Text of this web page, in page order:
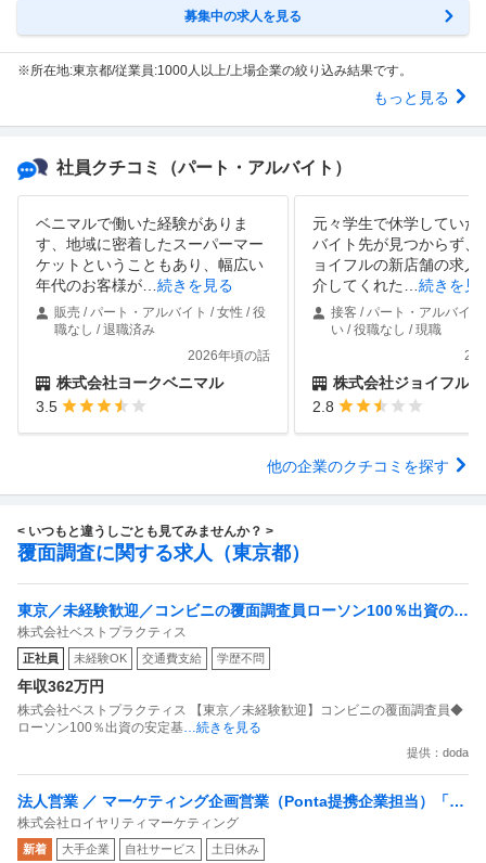
募集中の求人を見る
※所在地:東京都/従業員:1000人以上/上場企業の絞り込み結果です。
もっと見る
社員クチコミ （パート・アルバイト）
ベニマルで働いた経験がありま
す、地域に密着したスーパーマー
ケットということもあり、幅広い
年代のお客様が
続きを見る
販売 / パート・アルバイト / 女性 / 役
職なし / 退職済み
2026年頃の話
株式会社ヨークベニマル
3.5
元々学生で休学していた
バイト先が見つからず、
ョイフルの新店舗の求人
介してくれた
続きを見
接客 / パート・アルバイ
い / 役職なし / 現職
株式会社ジョイフル
2.8
他の企業のクチコミを探す
< いつもと違うしごとも見てみませんか？ >
覆面調査に関する求人（東京都）
東京／未経験歓迎／コンビニの覆面調査員ローソン100％出資の安
定基盤／月５日在宅／残業月10時間
株式会社ベストプラクティス
正社員 未経験OK 交通費支給 学歴不問
年収362万円
株式会社ベストプラクティス 【東京／未経験歓迎】コンビニの覆面調査員◆
ローソン100％出資の安定基 …続きを見る
提供：doda
法人営業 ／ マーケティング企画営業（Ponta提携企業担当）「国
内最大級の共通ポイントサービスを展開／無駄のない消費社会を
目指すデータマーケティングカンパニー」
株式会社ロイヤリティマーケティング
新着 大手企業 自社サービス 土日休み